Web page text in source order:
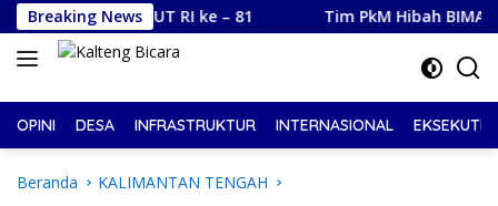
Langsung
ke
konten
Breaking News
HUT RI ke – 81 Tim PkM Hibah BIMA
OPINI DESA INFRASTRUKTUR INTERNASIONAL EKSEKUTIF
Beranda KALIMANTAN TENGAH